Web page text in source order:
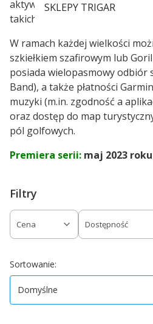
SKLEPY TRIGAR
aktywności, w tym także dla
takich jak piłka nożna,
W ramach każdej wielkości
szkiełkiem szafirowym lub
posiada wielopasmowy odbiór
Band), a także płatności
muzyki (m.in. zgodność a
oraz dostęp do map
pól golfowych.
Premiera serii: maj 2023 roku
Filtry
Cena Dostępność
Sortowanie:
Domyślne